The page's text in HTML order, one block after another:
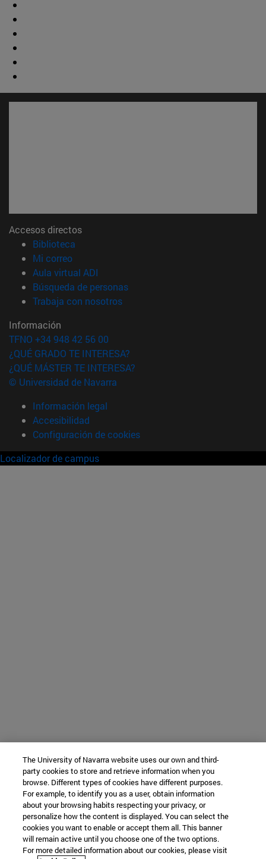
Accesos directos
Biblioteca
Mi correo(abre en nueva ventana)
Aula virtual ADI
Búsqueda de personas(abre en nueva ventana)
Trabaja con nosotros(abre en nueva ventana)
Información
TFNO +34 948 42 56 00
¿QUÉ GRADO TE INTERESA?
¿QUÉ MÁSTER TE INTERESA?
© Universidad de Navarra
Información legal
Accesibilidad
Configuración de cookies
Localizador de campus
The University of Navarra website uses our own and third-
party cookies to store and retrieve information when you
browse. Different types of cookies have different purposes.
For example, to identify you as a user, obtain information
about your browsing habits respecting your privacy, or
personalize how the content is displayed. You can select the
cookies you want to enable or accept them all. This banner
will remain active until you choose one of the two options.
For more detailed information about our cookies, please visit